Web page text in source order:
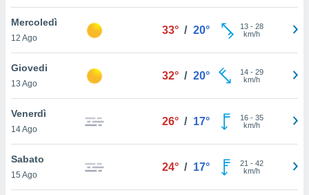
il
un
la
nella
Mercoledì
12 Ago
33° / 20° 13- 28
km/h
Giovedi
13 Ago
32° / 20° 14- 29
km/h
Venerdì
14 Ago
26° / 17° 16- 35
km/h
Sabato
15 Ago
24° / 17° 21 - 42
km/h